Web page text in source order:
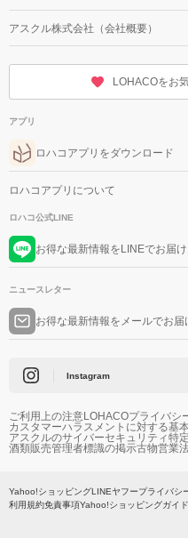
アスクル株式会社（会社概要）
LOHACOをお
アプリ
ロハコアプリをダウンロード
ロハコアプリについて
ロハコ公式LINE
お得な最新情報をLINEでお届
ニュースレター
お得な最新情報をメールでお届
Instagram
ご利用上の注意LOHACOプライバシ
カスタマーハラスメントに対する基
アスクルのサイバーセキュリティ特
酒類販売管理者標識の掲示古物営業
Yahoo!ショッピングLINEヤフープライバシ
利用規約免責事項Yahoo!ショッピングガイ